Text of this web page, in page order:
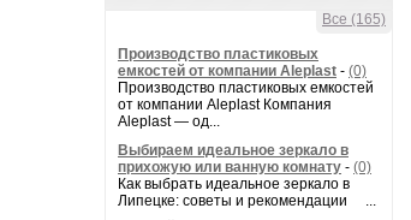
Все (165)
Производство пластиковых
емкостей от компании Aleplast - (0)
Производство пластиковых емкостей
от компании Aleplast Компания
Aleplast — од...
Выбираем идеальное зеркало в
прихожую или ванную комнату - (0)
Как выбрать идеальное зеркало в
Липецке: советы и рекомендации ...